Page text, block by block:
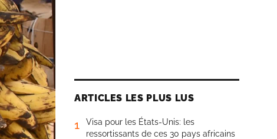
ARTICLES LES PLUS LUS
1
Visa pour les États-Unis: les
ressortissants de ces 30 pays africains